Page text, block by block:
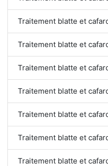
Traitement blatte et
Traitement blatte et
Traitement blatte et
Traitement blatte et
Traitement blatte et
Traitement blatte et
Traitement blatte et